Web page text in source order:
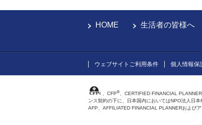
HOME 生活者の皆様へ
ウェブサイトご利用条件 個人情報保
、CFP®、CERTIFIED FINANCIAL PLANNER
ンス契約の下に、日本国内においてはNPO法人日本
AFP、AFFILIATED FINANCIAL PLANNERおよび